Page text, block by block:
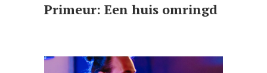
Primeur: Een huis omringd